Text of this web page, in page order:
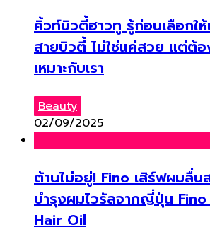
คิ้วท์บิวตี้ฮาวทู รู้ก่อนเลือกให้
สายบิวตี้ ไม่ใช่แค่สวย แต่ต้อ
เหมาะกับเรา
Beauty
02/09/2025
ต้านไม่อยู่! Fino เสิร์ฟผมลื่น
บำรุงผมไวรัลจากญี่ปุ่น
Hair Oil